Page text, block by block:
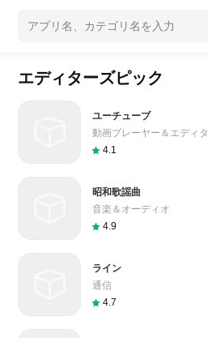
エディターズピック
ユーチューブ
動画プレーヤー＆エディタ
4.1
昭和歌謡曲
音楽＆オーディオ
4.9
ライン
通信
4.7